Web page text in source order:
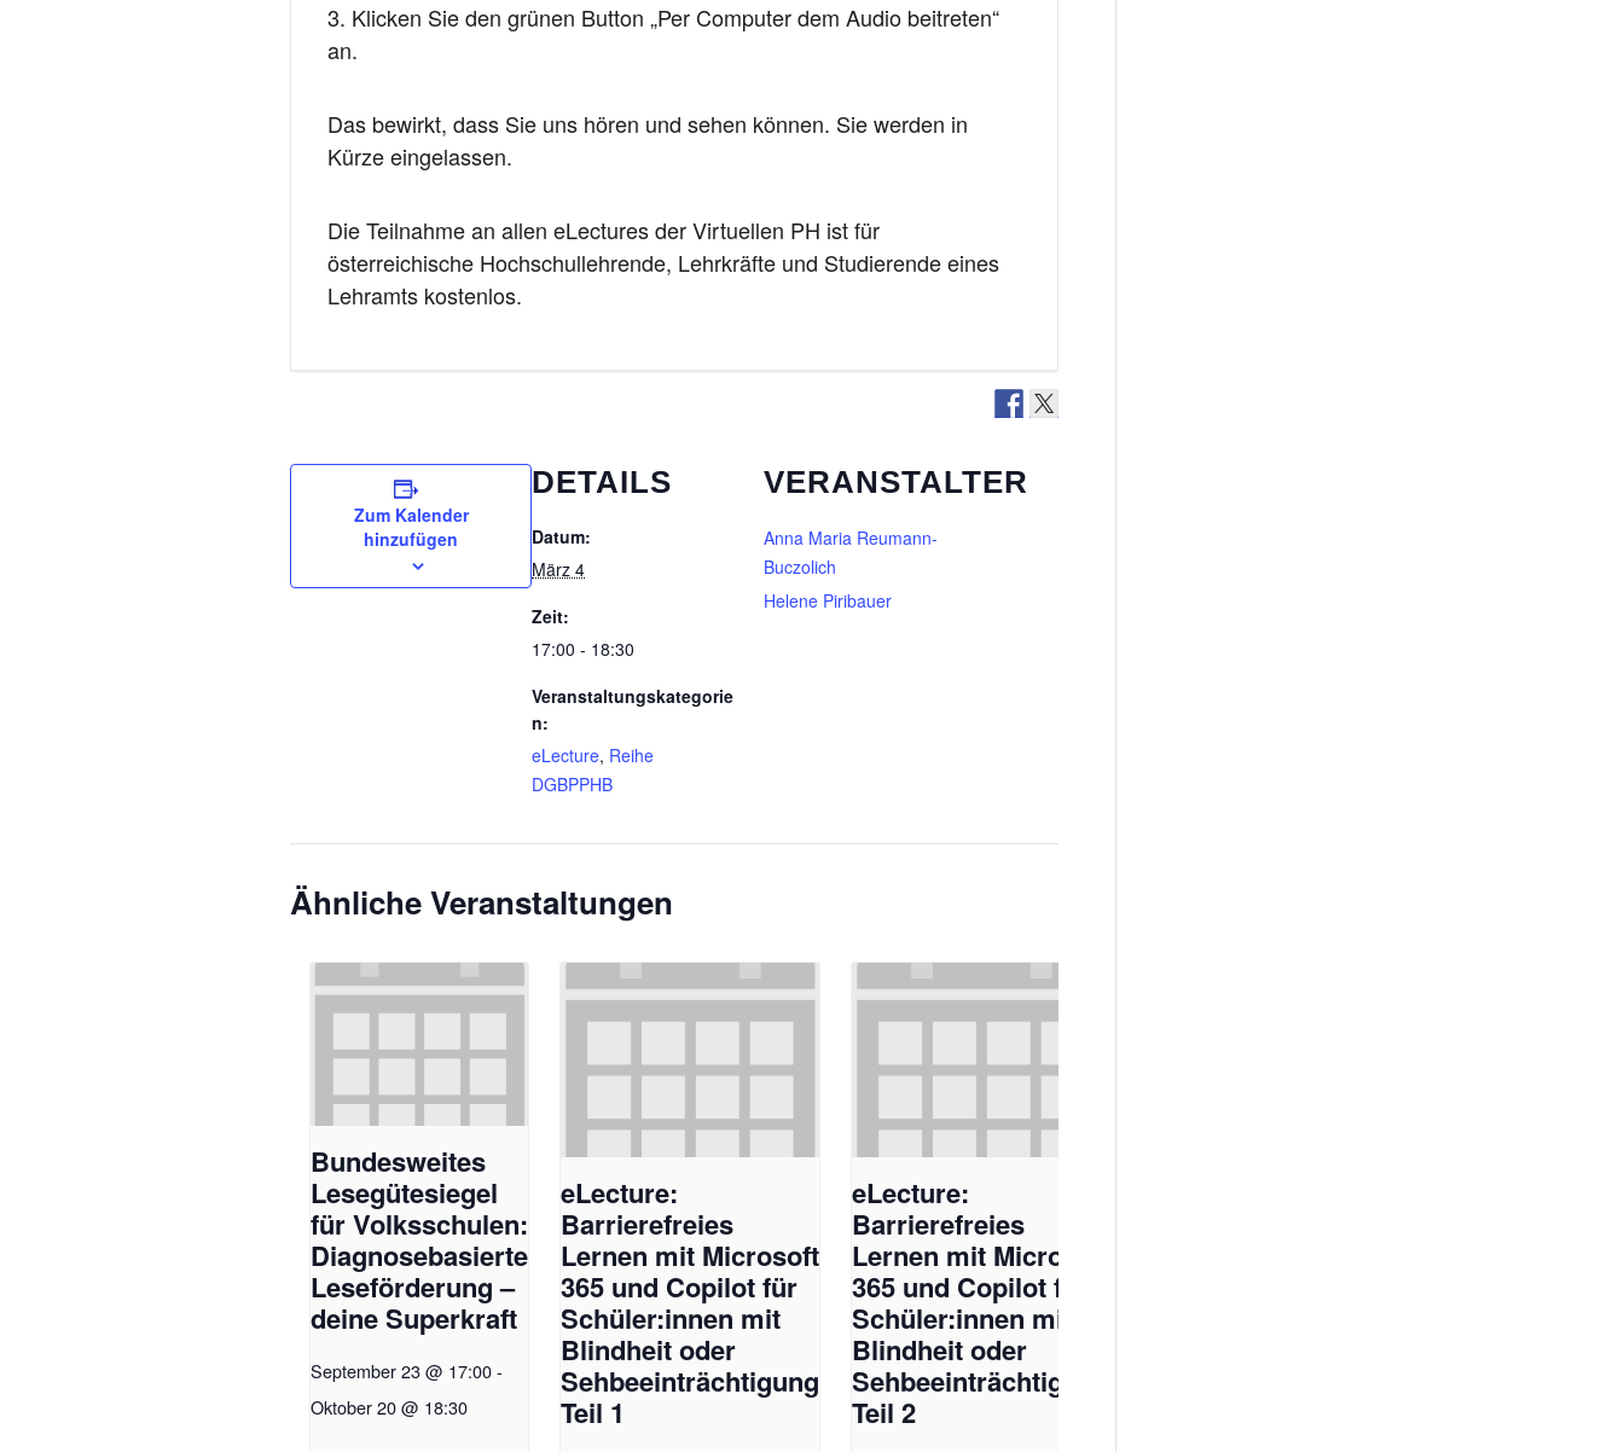
3. Klicken Sie den grünen Button „Per Computer dem Audio beitreten“
an.
Das bewirkt, dass Sie uns hören und sehen können. Sie werden in
Kürze eingelassen.
Die Teilnahme an allen eLectures der Virtuellen PH ist für
österreichische Hochschullehrende, Lehrkräfte und Studierende eines
Lehramts kostenlos.
Zum Kalender
hinzufügen
DETAILS
Datum:
März 4
Zeit:
17:00 - 18:30
Veranstaltungskategorie
n:
eLecture, Reihe
DGBPPHB
VERANSTALTER
Anna Maria Reumann-
Buczolich
Helene Piribauer
Ähnliche Veranstaltungen
​​Bundesweites
Lesegütesiegel
für Volksschulen:
Diagnosebasierte
Leseförderung –
deine Superkraft​
September 23 @ 17:00-
Oktober 20 @ 18:30
eLecture:
Barrierefreies
Lernen mit Microsoft
365 und Copilot für
Schüler:innen mit
Blindheit oder
Sehbeeinträchtigung
Teil 1
eLecture:
Barrierefreies
Lernen mit Microsoft
365 und Copilot für
Schüler:innen mit
Blindheit oder
Sehbeeinträchtigung
Teil 2